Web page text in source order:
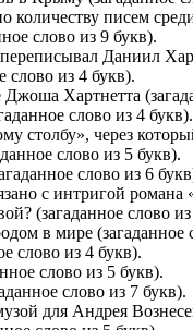
количеству писем
слово из 9 букв).
Даниил
слово из 4 букв).
Хартнетта
слово из 4 букв).
столбу», через
слово из 5 букв).
слово из 6
с интригой
(загаданное слово
в мире (загаданное
слово из 4 букв).
слово из 5 букв).
слово из 7 букв).
для Андрея